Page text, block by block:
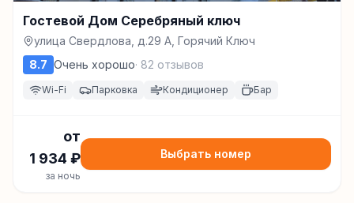
Гостевой Дом Серебряный ключ
улица Свердлова, д.29 А, Горячий Ключ
8.7 Очень хорошо· 82 отзывов
Wi-Fi Парковка Кондиционер Бар
от
1 934 ₽
за ночь
Выбрать номер